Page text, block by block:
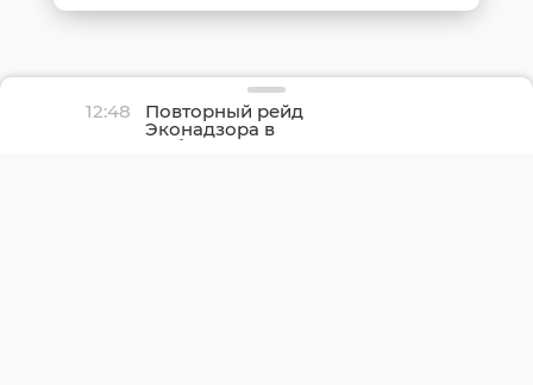
12:48 Повторный рейд
Эконадзора в
Выборгском районе